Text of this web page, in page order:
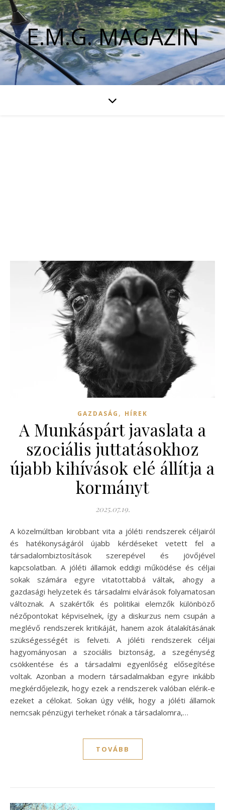
E.M.G. MAGAZIN
GAZDASÁG , HÍREK
A Munkáspárt javaslata a
szociális juttatásokhoz
újabb kihívások elé állítja a
kormányt
2025.07.19.
A közelmúltban kirobbant vita a jóléti rendszerek céljairól
és hatékonyságáról újabb kérdéseket vetett fel a
társadalombiztosítások szerepével és jövőjével
kapcsolatban. A jóléti államok eddigi működése és céljai
sokak számára egyre vitatottabbá váltak, ahogy a
gazdasági helyzetek és társadalmi elvárások folyamatosan
változnak. A szakértők és politikai elemzők különböző
nézőpontokat képviselnek, így a diskurzus nem csupán a
meglévő rendszerek kritikáját, hanem azok átalakításának
szükségességét is felveti. A jóléti rendszerek céljai
hagyományosan a szociális biztonság, a szegénység
csökkentése és a társadalmi egyenlőség elősegítése
voltak. Azonban a modern társadalmakban egyre inkább
megkérdőjelezik, hogy ezek a rendszerek valóban elérik-e
ezeket a célokat. Sokan úgy vélik, hogy a jóléti államok
nemcsak pénzügyi terheket rónak a társadalomra,…
TOVÁBB